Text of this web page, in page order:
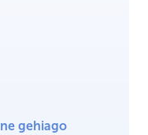
gehiago